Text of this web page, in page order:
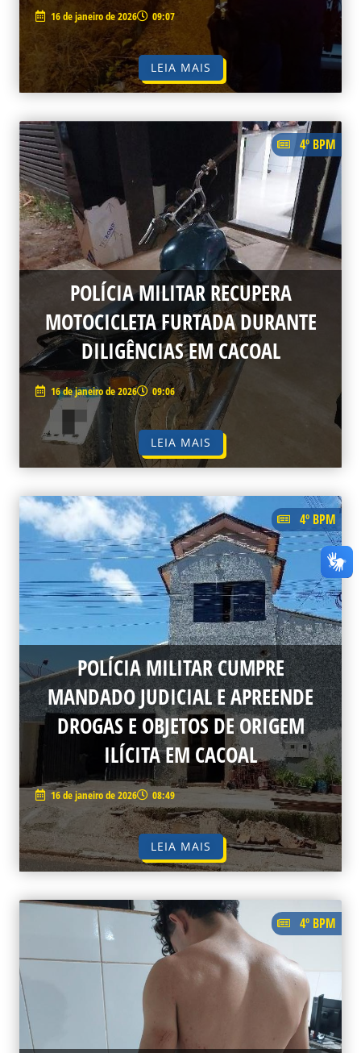
16 de janeiro de 2026 09:07
LEIA MAIS
4º BPM
POLÍCIA MILITAR RECUPERA
MOTOCICLETA FURTADA DURANTE
DILIGÊNCIAS EM CACOAL
16 de janeiro de 2026 09:06
LEIA MAIS
4º BPM
POLÍCIA MILITAR CUMPRE
MANDADO JUDICIAL E APREENDE
DROGAS E OBJETOS DE ORIGEM
ILÍCITA EM CACOAL
16 de janeiro de 2026 08:49
LEIA MAIS
4º BPM